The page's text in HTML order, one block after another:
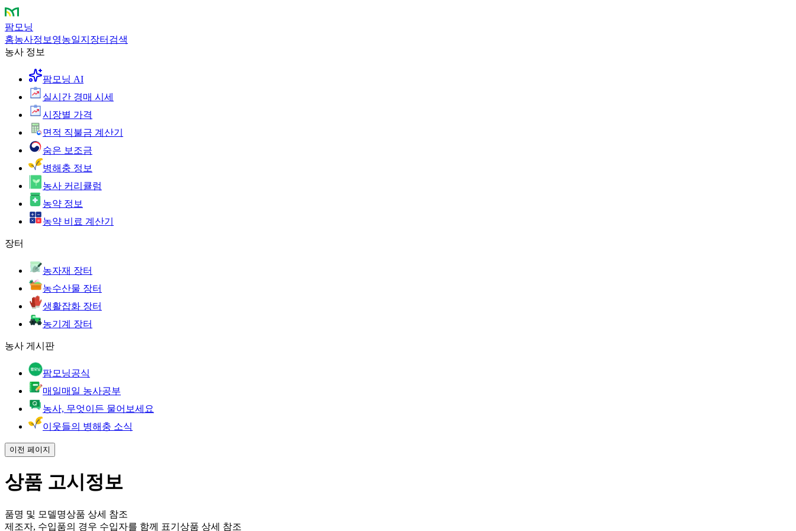
팜모닝
홈농사정보 영농일지 장터 검색
농사 정보
팜모닝 AI
실시간 경매 시세
시장별 가격
면적 직불금 계산기
숨은 보조금
병해충 정보
농사 커리큘럼
농약 정보
농약 비료 계산기
장터
농자재 장터
농수산물 장터
생활잡화 장터
농기계 장터
농사 게시판
팜모닝공식
매일매일 농사공부
농사, 무엇이든 물어보세요
이웃들의 병해충 소식
이전 페이지
상품 고시정보
품명 및 모델명상품 상세 참조
제조자, 수입품의 경우 수입자를 함께 표기 상품 상세 참조